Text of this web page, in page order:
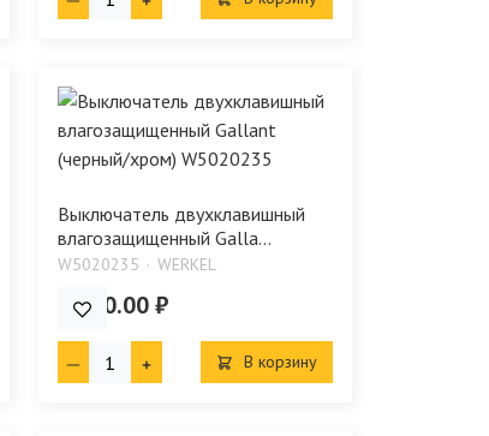
Выключатель двухклавишный
влагозащищенный Galla...
W5020235 WERKEL
1 120.00 ₽
В корзину